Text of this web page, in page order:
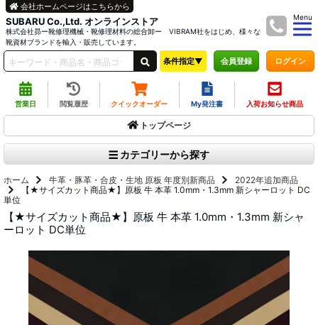
SUBARU Co.,Ltd. オンラインストア
株式会社昴ー靴修理機械・靴修理材料の総合卸ー VIBRAM社をはじめ、様々な
靴資材ブランドを輸入・販売しています。
Menu
会社ホームページはこちらから
条件指定▼ 会員登録 ログイン
営業日 閲覧履歴 クイックオーダー My発注書 入荷お知らせ商品
トップページ
カテゴリーから探す
ホーム 牛革・豚革・合皮・生地 原板 年度別新商品
2022年追加商品
【★サイズカット商品★】原板 牛 本革 1.0mm・1.3mm 新シャーロット DC
単位
【★サイズカット商品★】原板 牛 本革 1.0mm・1.3mm 新シャ
ーロット DC単位